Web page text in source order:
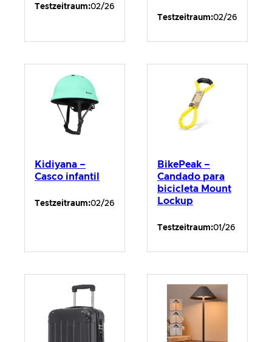
Testzeitraum:02/26
Testzeitraum:02/26
Kidiyana –
Casco infantil
Testzeitraum:02/26
BikePeak –
Candado para
bicicleta Mount
Lockup
Testzeitraum:01/26